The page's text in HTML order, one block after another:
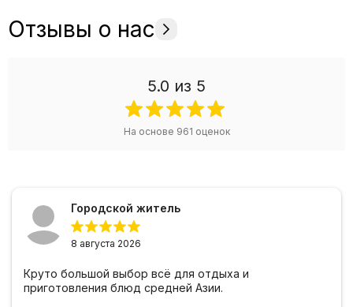
Отзывы о нас
5.0 из 5
На основе 961 оценок
Городской житель
8 августа 2026
Круто большой выбор всё для отдыха и
приготовления блюд средней Азии.